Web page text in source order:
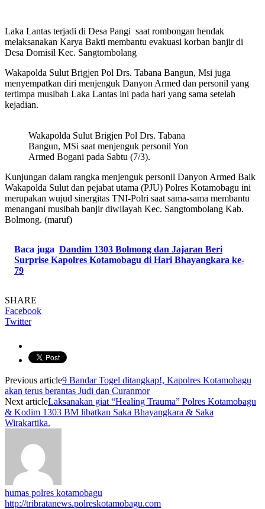
Laka Lantas terjadi di Desa Pangi saat rombongan hendak
melaksanakan Karya Bakti membantu evakuasi korban banjir di
Desa Domisil Kec. Sangtombolang
Wakapolda Sulut Brigjen Pol Drs. Tabana Bangun, Msi juga
menyempatkan diri menjenguk Danyon Armed dan personil yang
tertimpa musibah Laka Lantas ini pada hari yang sama setelah
kejadian.
Wakapolda Sulut Brigjen Pol Drs. Tabana
Bangun, MSi saat menjenguk personil Yon
Armed Bogani pada Sabtu (7/3).
Kunjungan dalam rangka menjenguk personil Danyon Armed Baik
Wakapolda Sulut dan pejabat utama (PJU) Polres Kotamobagu ini
merupakan wujud sinergitas TNI-Polri saat sama-sama membantu
menangani musibah banjir diwilayah Kec. Sangtombolang Kab.
Bolmong. (maruf)
Baca juga Dandim 1303 Bolmong dan Jajaran Beri
Surprise Kapolres Kotamobagu di Hari Bhayangkara ke-
79
SHARE
Facebook
Twitter
Previous article9 Bandar Togel ditangkap!, Kapolres Kotamobagu
akan terus berantas Judi dan Curanmor
Next articleLaksanakan giat “Healing Trauma” Polres Kotamobagu
& Kodim 1303 BM libatkan Saka Bhayangkara & Saka
Wirakartika.
humas polres kotamobagu
http://tribratanews.polreskotamobagu.com